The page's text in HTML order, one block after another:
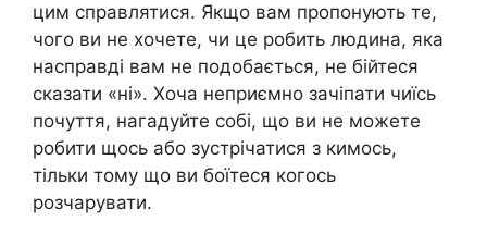
цим справлятися. Якщо вам пропонують те,
чого ви не хочете, чи це робить людина, яка
насправді вам не подобається, не бійтеся
сказати «ні». Хоча неприємно зачіпати чиїсь
почуття, нагадуйте собі, що ви не можете
робити щось або зустрічатися з кимось,
тільки тому що ви боїтеся когось
розчарувати.